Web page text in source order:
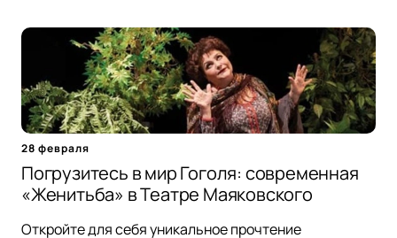
28 февраля
Погрузитесь в мир Гоголя: современная
«Женитьба» в Театре Маяковского
Откройте для себя уникальное прочтение